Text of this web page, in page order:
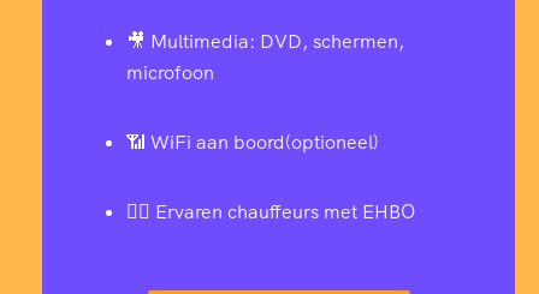
🎥 Multimedia: DVD, schermen,
microfoon
📶 WiFi aan boord(optioneel)
👨‍✈️ Ervaren chauffeurs met EHBO